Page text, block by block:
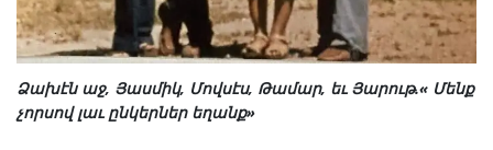
Ձախէն աջ, Յասմիկ, Մովսէս, Թամար, եւ Յարութ.« Մենք
չորսով լաւ ընկերներ եղանք»